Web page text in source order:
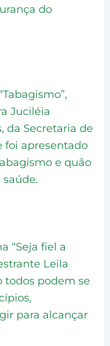
do
Juciléia
da Secretaria de
foi apresentado
e quão
“Seja fiel a
Leila
todos podem se
para alcançar